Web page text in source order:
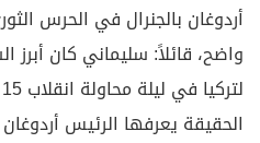
أردوغان بالجنرال في الحرس
واضح، قائلاً: سليماني كان
الحقيقة يعرفها الرئيس أردوغان